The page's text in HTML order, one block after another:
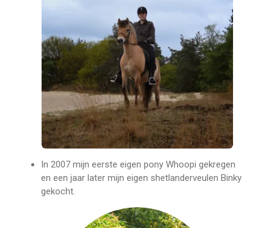
In 2007 mijn eerste eigen pony Whoopi gekregen
en een jaar later mijn eigen shetlanderveulen Binky
gekocht.